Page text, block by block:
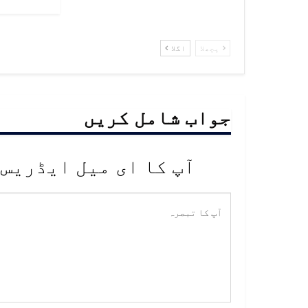
پچھلا اگلا
جواب شامل کریں
آپ کا ای میل